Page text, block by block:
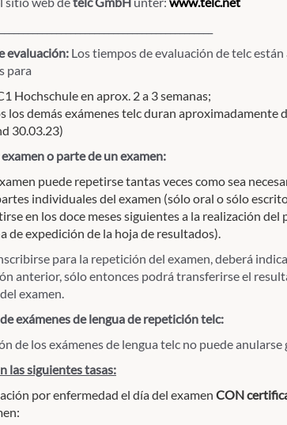
evaluación: Los tiempos de evaluación de telc
para
Hochschule en aprox. 2 a 3 semanas;
los demás exámenes telc duran aproximadamente
30.03.23)
o parte de un examen:
puede repetirse tantas veces como sea
individuales del examen (sólo oral o sólo
en los doce meses siguientes a la realización del
de expedición de la hoja de resultados).
para la repetición del examen, deberá
anterior, sólo entonces podrá transferirse el
examen.
exámenes de lengua de repetición telc:
de los exámenes de lengua telc no puede
las siguientes tasas:
por enfermedad el día del examen CON